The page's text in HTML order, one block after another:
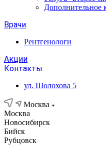
Дополнительное
Врачи
Рентгенологи
Акции
Контакты
ул. Шолохова 5
Москва
Москва
Новосибирск
Бийск
Рубцовск